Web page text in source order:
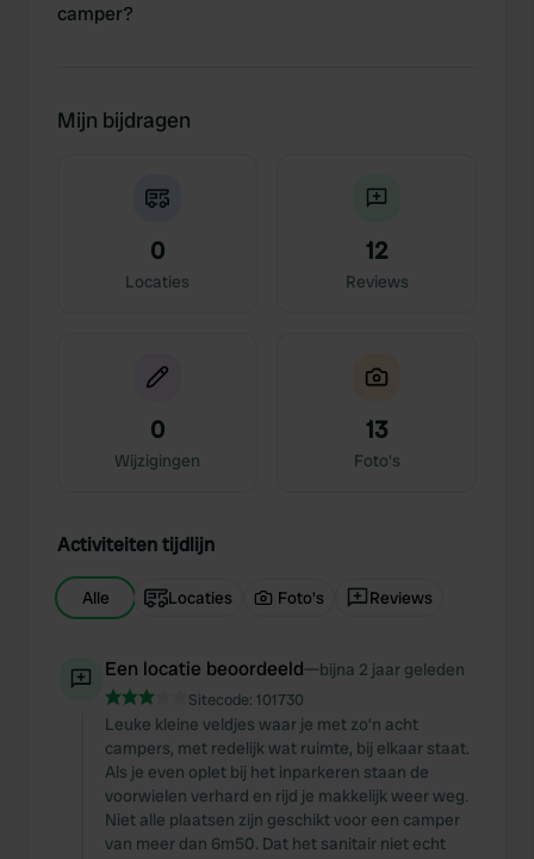
camper?
Mijn bijdragen
0
Locaties
12
Reviews
0
Wijzigingen
13
Foto's
Activiteiten tijdlijn
Alle Locaties Foto's Reviews
Een locatie beoordeeld—bijna 2 jaar geleden
Sitecode: 101730
Leuke kleine veldjes waar je met zo’n acht
campers, met redelijk wat ruimte, bij elkaar staat.
Als je even oplet bij het inparkeren staan de
voorwielen verhard en rijd je makkelijk weer weg.
Niet alle plaatsen zijn geschikt voor een camper
van meer dan 6m50. Dat het sanitair niet echt